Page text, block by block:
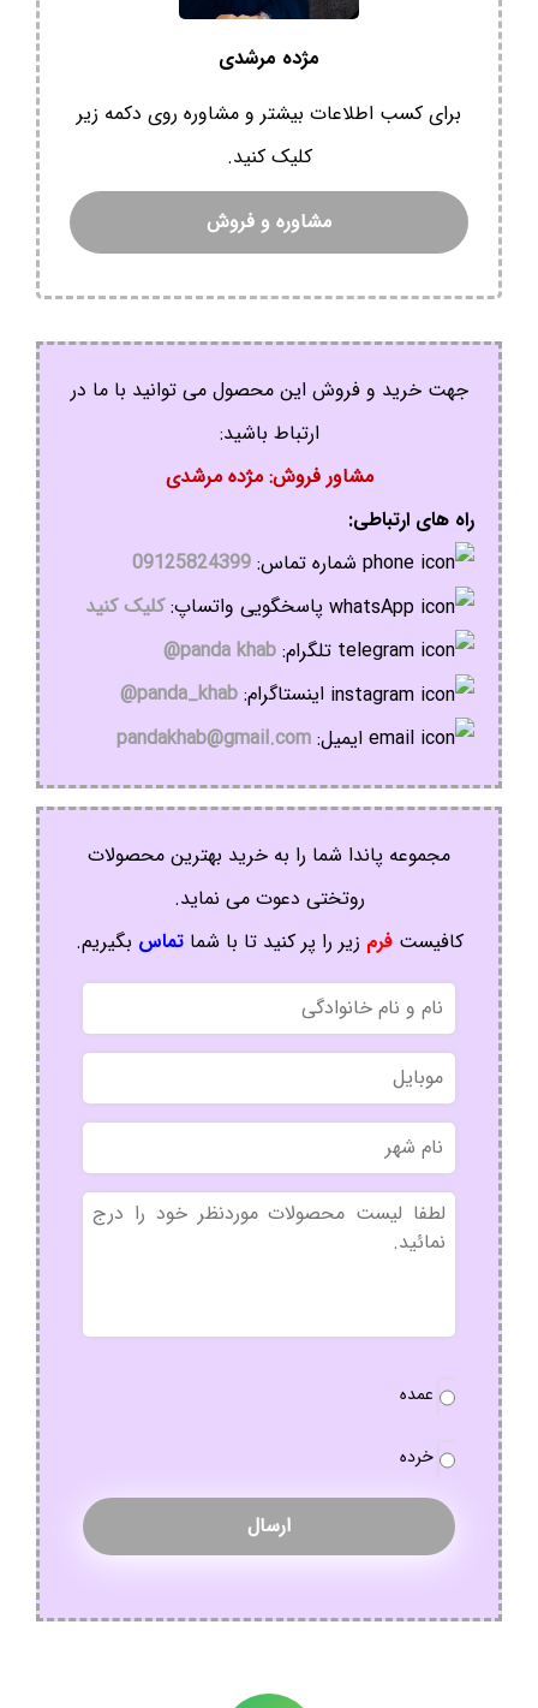
مژده مرشدی
برای کسب اطلاعات بیشتر و مشاوره روی دکمه زیر
کلیک کنید.
مشاوره و فروش
جهت خرید و فروش این محصول می توانید با ما در
ارتباط باشید:
مشاور فروش: مژده مرشدی
راه های ارتباطی:
شماره تماس: 09125824399
پاسخگویی واتساپ:کلیک کنید
تلگرام: panda khab@
اینستاگرام: panda_khab@
ایمیل: pandakhab@gmail.com
مجموعه پاندا شما را به خرید بهترین محصولات
روتختی دعوت می نماید.
کافیستفرم زیر را پر کنید تا با شماتماس بگیریم.
نام
و
نام
خانوادگی
موبایل
نام
شهر
بدون
عنوان
نوع
عمده
خرده